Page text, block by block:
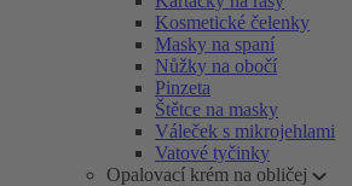
Kosmetické čelenky
Masky na spaní
Nůžky na obočí
Pinzeta
Štětce na masky
Váleček s mikrojehlami
Vatové tyčinky
Opalovací krém na obličej